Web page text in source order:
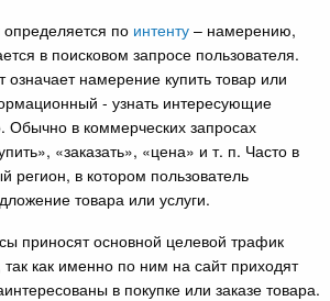
по интенту– намерению,
в поисковом запросе пользователя.
означает намерение купить товар или
- узнать интересующие
Обычно в коммерческих запросах
«заказать», «цена» и т. п. Часто в
регион, в котором пользователь
товара или услуги.
приносят основной целевой трафик
как именно по ним на сайт приходят
в покупке или заказе товара.